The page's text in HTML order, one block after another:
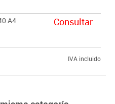
A4
Consultar
IVA incluido